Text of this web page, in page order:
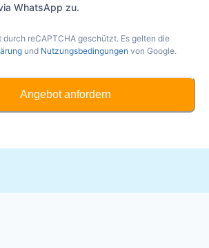
WhatsApp zu.
durch reCAPTCHA geschützt. Es gelten die
und Nutzungsbedingungen von Google.
Angebot anfordern